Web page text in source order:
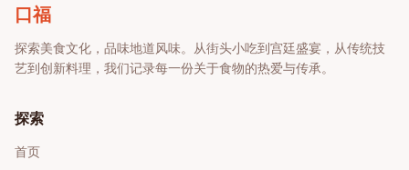
口福
探索美食文化，品味地道风味。从街头小吃到宫廷盛宴，从传统技
艺到创新料理，我们记录每一份关于食物的热爱与传承。
探索
首页